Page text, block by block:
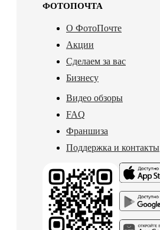
ФОТОПОЧТА
О ФотоПочте
Акции
Сделаем за вас
Бизнесу
Видео обзоры
FAQ
Франшиза
Поддержка и контакты